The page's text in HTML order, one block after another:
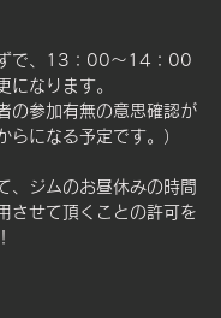
で、13：00～14：00
になります。
の参加有無の意思確認が
らになる予定です。）
、ジムのお昼休みの時間
させて頂くことの許可を